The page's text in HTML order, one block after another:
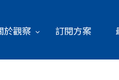
於觀察 訂閱方案